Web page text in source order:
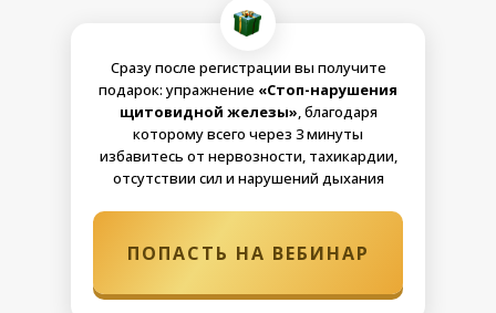
Сразу после регистрации вы получите
подарок: упражнение «Стоп-нарушения
щитовидной железы», благодаря
которому всего через 3 минуты
избавитесь от нервозности, тахикардии,
отсутствии сил и нарушений дыхания
ПОПАСТЬ НА ВЕБИНАР